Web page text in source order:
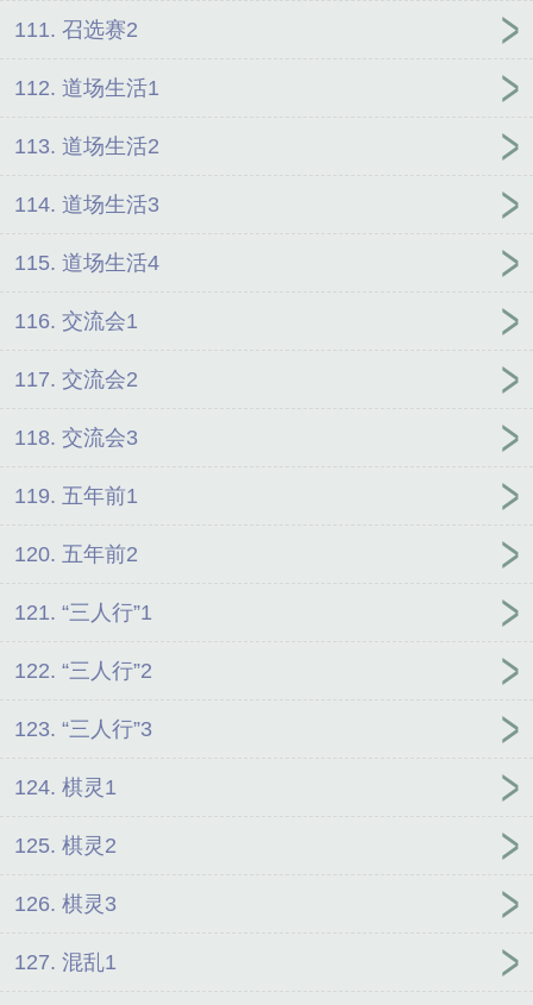
111. 召选赛2
112. 道场生活1
113. 道场生活2
114. 道场生活3
115. 道场生活4
116. 交流会1
117. 交流会2
118. 交流会3
119. 五年前1
120. 五年前2
121. “三人行”1
122. “三人行”2
123. “三人行”3
124. 棋灵1
125. 棋灵2
126. 棋灵3
127. 混乱1